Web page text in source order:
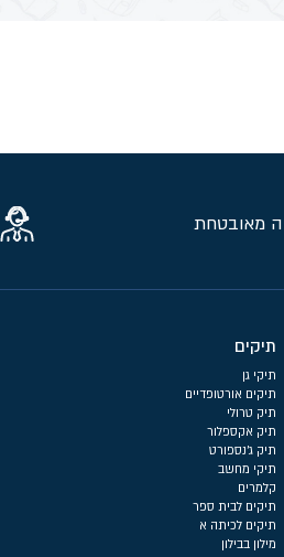
מאובטחת
תיקים
תיקי גן
תיקים אורטופדיים
תיק טרולי
תיק אקספלור
תיק ג'נספורט
תיקי מחשב
קלמרים
תיקים לבית ספר
תיקים לכיתה א
מילון בבילון